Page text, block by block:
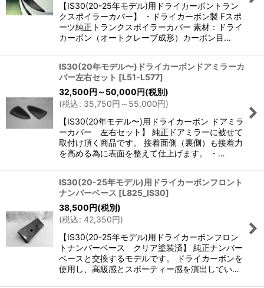
【IS30(20-25年モデル)用ドライカーボントラン
クスポイラーカバー】 ・ドライカーボン製 Fスポ
ーツ純正トランクスポイラーカバー 素材：ドライ
カーボン（オートクレーブ成形）カーボン目…
IS30(20年モデル〜)ドライカーボンドアミラーカ
バー左右セット [L51-L577]
32,500円 ～50,000円(税別)
(税込: 35,750円 ～55,000円)
【IS30(20年モデル〜)用ドライカーボン ドアミラ
ーカバー 左右セット】 純正ドアミラーに被せて
取付け頂く商品です。 接着面側（裏側）も接着力
を高める為に表面を整えて仕上げます。 ・…
IS30(20-25年モデル)用ドライカーボンフロント
ナンバーベース [L825_IS30]
38,500円(税別)
(税込: 42,350円)
【IS30(20-25年モデル)用ドライカーボンフロン
トナンバーベース クリア塗装済】 純正ナンバー
ベースと交換するモデルです。 ドライカーボンを
使用し、高級感とスポーティー感を演出してい…